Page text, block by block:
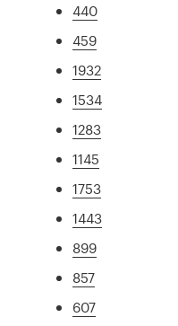
440
459
1932
1534
1283
1145
1753
1443
899
857
607